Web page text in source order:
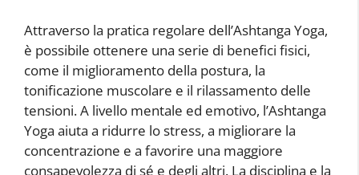
Attraverso la pratica regolare dell’Ashtanga Yoga,
è possibile ottenere una serie di benefici fisici,
come il miglioramento della postura, la
tonificazione muscolare e il rilassamento delle
tensioni. A livello mentale ed emotivo, l’Ashtanga
Yoga aiuta a ridurre lo stress, a migliorare la
concentrazione e a favorire una maggiore
consapevolezza di sé e degli altri. La disciplina e la